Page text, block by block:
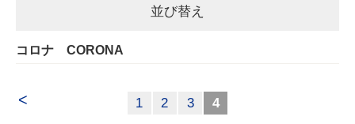
並び替え
コロナ CORONA
< 1 2 3 4